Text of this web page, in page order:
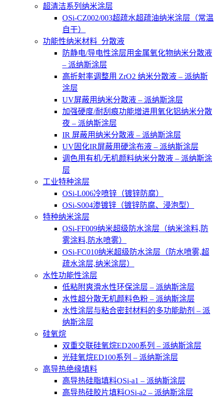
超清洁系列纳米涂层
OSi-CZ002/003超疏水超疏油纳米涂层（常温
自干）
功能性纳米材料_分散液
防静电/导电性涂层用金属氧化物纳米分散液
– 派纳斯涂层
高折射率调整用 ZrO2 纳米分散液 – 派纳斯
涂层
UV屏蔽用纳米分散液 – 派纳斯涂层
加强硬度/耐刮痕功能增进用氧化铝纳米分散
夜 – 派纳斯涂层
IR 屏蔽用纳米分散液 – 派纳斯涂层
UV固化IR屏蔽用硬涂布液 – 派纳斯涂层
调色用有机/无机颜料纳米分散液 – 派纳斯涂
层
工业特种涂层
OSi-L006冷喷锌（镀锌防腐）
OSi-S004渗镀锌（镀锌防腐、浸泡型）
特种纳米涂层
OSi-FF009纳米超级防水涂层（纳米涂料,防
雾涂料,防水喷雾）
OSi-FC010纳米超级防水涂层（防水喷雾,超
疏水涂层,纳米涂层）
水性功能性涂层
低粘附爽滑水性环保涂层 – 派纳斯涂层
水性超分散无机颜料色粉 – 派纳斯涂层
水性涂层与粘合密封材料的多功能助剂 – 派
纳斯涂层
硅氧烷
双重交联硅氧烷ED200系列 – 派纳斯涂层
光硅氧烷ED100系列 – 派纳斯涂层
高导热绝缘填料
高导热硅脂填料OSi-a1 – 派纳斯涂层
高导热硅胶片填料OSi-a2 – 派纳斯涂层